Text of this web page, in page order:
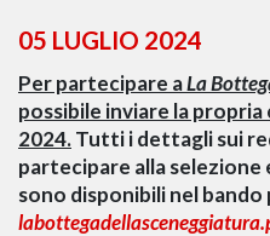
05 LUGLIO 2024
Per partecipare aLa
possibile inviare la
2024.Tutti i dettagli sui
partecipare alla selezione
sono disponibili nel